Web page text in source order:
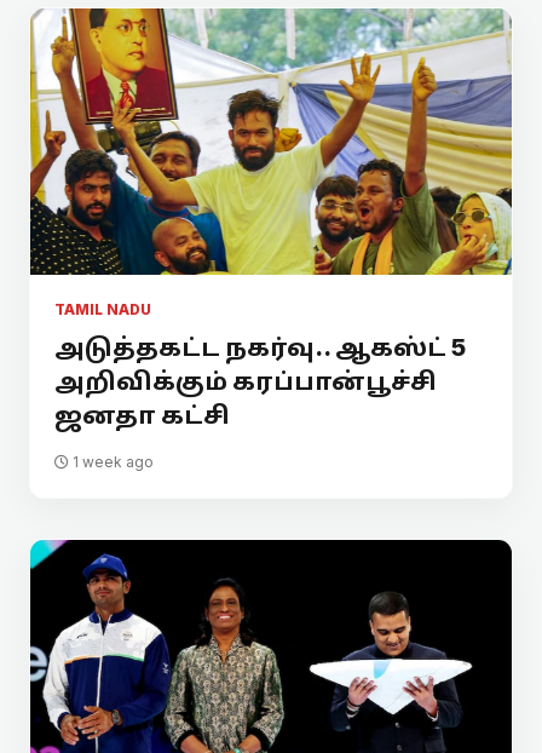
TAMIL NADU
அடுத்தகட்ட நகர்வு.. ஆகஸ்ட் 5
அறிவிக்கும் கரப்பான்பூச்சி
ஜனதா கட்சி
1 week ago